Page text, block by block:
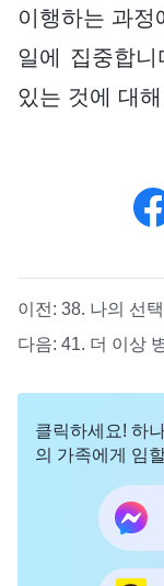
이행하는 과정
일에 집중합
있는 것에 대
이전: 38. 나의 선택
다음: 41. 더 이상
클릭하세요! 하
의 가족에게 임